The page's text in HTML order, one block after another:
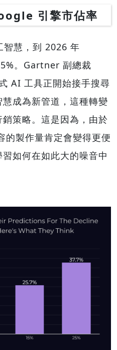
引擎市佔率
慧，到 2026 年
。Gartner 副總裁
AI 工具正開始接手搜尋
成為新管道，這種轉變
策略。這是因為，由於
的製作量肯定會變得更便
如何在如此大的噪音中